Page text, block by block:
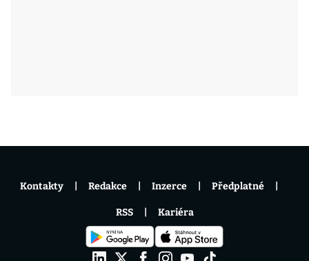
Kontakty Redakce Inzerce Předplatné
RSS Kariéra